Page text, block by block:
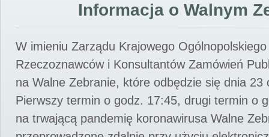
Informacja o Walnym
W imieniu Zarządu Krajowego
Rzeczoznawców i Konsultantów Zamówień
na Walne Zebranie, które odbędzie się dnia 23
Pierwszy termin o godz. 17:45, drugi termin o
na trwającą pandemię koronawirusa Walne